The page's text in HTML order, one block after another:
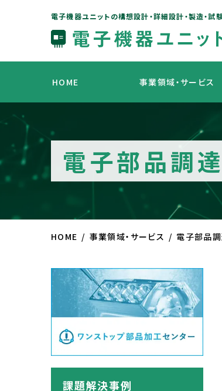
電子機器ユニットの構想設計・詳細設計・製造・試
HOME 事業領域・サービス
電子部品調
HOME 事業領域・サービス 電子部品
課題解決事例